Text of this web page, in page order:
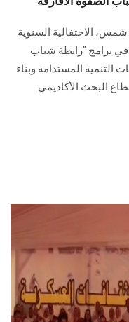
الاحتفالية السنوية
في برامج "رابطة شباب
التنمية المستدامة وبناء
البحث الأكاديمي